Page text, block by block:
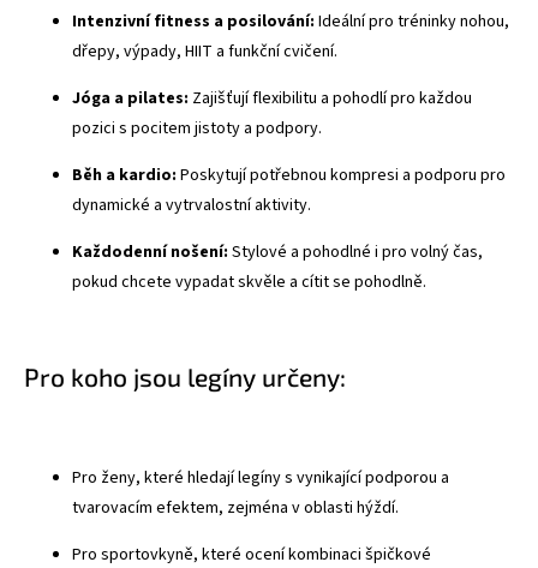
Intenzivní fitness a posilování: Ideální pro tréninky nohou,
dřepy, výpady, HIIT a funkční cvičení.
Jóga a pilates: Zajišťují flexibilitu a pohodlí pro každou
pozici s pocitem jistoty a podpory.
Běh a kardio: Poskytují potřebnou kompresi a podporu pro
dynamické a vytrvalostní aktivity.
Každodenní nošení: Stylové a pohodlné i pro volný čas,
pokud chcete vypadat skvěle a cítit se pohodlně.
Pro koho jsou legíny určeny:
Pro ženy, které hledají legíny s vynikající podporou a
tvarovacím efektem, zejména v oblasti hýždí.
Pro sportovkyně, které ocení kombinaci špičkové